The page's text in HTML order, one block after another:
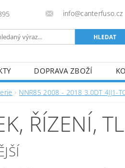
info@canterfuso.cz
DOPRAVA ZBOŽÍ
NNR85 2008 - 2018 3.0DT 4JJ1-
ŘÍZENÍ,